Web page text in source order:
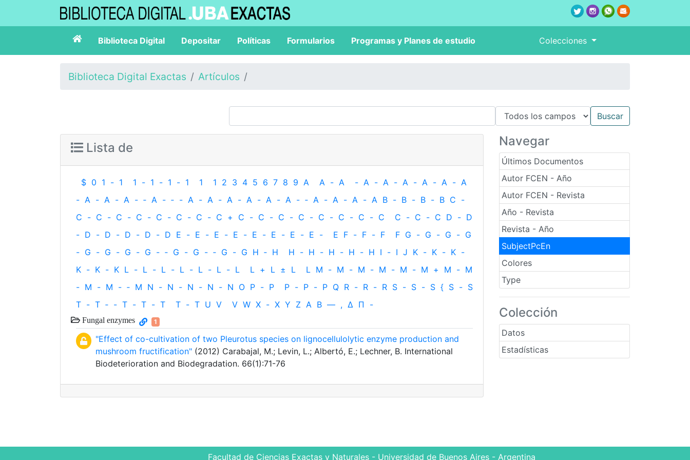
Biblioteca Digital Depositar Políticas Formularios Programas y Planes de estudio Colecciones
Biblioteca Digital Exactas Artículos
Navegar
Últimos Documentos
Autor FCEN - Año
Autor FCEN - Revista
Año - Revista
Revista - Año
SubjectPcEn
Colores
Type
Colección
Datos
Estadísticas
Lista de
$ 0 1 - 1 1 - 1 - 1 - 1 1 1 2 3 4 5 6 7 8 9 A A - A - A - A - A - A - A - A
- A - A - A - ‐ A - ‐ - A - A - A - A - A - A - ‐ A - A - A - A B - B - B - B C -
C - C - C - C - C - C - C - C + C - C - C - C - C - C - C - C C - C - C D - D
- D - D - D - D - D E - E - E - E - E - E - E - E - E F - F - F F G - G - G - G
- G - G - G - G - ‐ G - G - ‐ G - G H ‐ H H - H - H - H - H I - I J K - K - K -
K - K - K L - L - L - L - L - L - L L + L ± L L M - M - M - M - M - M + M - M
- M - M - ‐ M N - N - N - N - N O P - P P - P - P Q R - R - R S - S - S { S - S
T - T ‐ - T - T - T T - T U V V W X - X Y Z Α Β — , Δ Π -
Fungal enzymes 1
"Effect of co-cultivation of two Pleurotus species on lignocellulolytic enzyme production and
mushroom fructification" (2012) Carabajal, M.; Levin, L.; Albertó, E.; Lechner, B. International
Biodeterioration and Biodegradation. 66(1):71-76
Facultad de Ciencias Exactas y Naturales - Universidad de Buenos Aires - Argentina